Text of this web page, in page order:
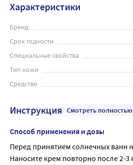
Характеристики
Бренд
Срок годности
Специальные свойства
Тип кожи
Средство
Инструкция Смотреть полностью
Способ применения и дозы
Перед принятием солнечных ванн
Наносите крем повторно после 2-3